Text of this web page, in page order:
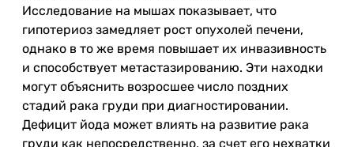
Исследование на мышах показывает, что
гипотериоз замедляет рост опухолей печени,
однако в то же время повышает их инвазивность
и способствует метастазированию. Эти находки
могут объяснить возросшее число поздних
стадий рака груди при диагностировании.
Дефицит йода может влиять на развитие рака
груди как непосредственно, за счет его нехватки